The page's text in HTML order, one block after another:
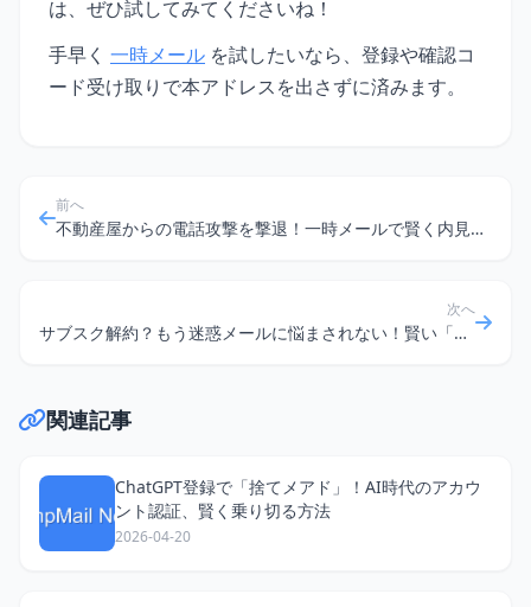
は、ぜひ試してみてくださいね！
手早く 一時メール を試したいなら、登録や確認コ
ード受け取りで本アドレスを出さずに済みます。
前へ
不動産屋からの電話攻撃を撃退！一時メールで賢く内見予約
次へ
サブスク解約？もう迷惑メールに悩まされない！賢い「無料捨てメアド」活用術
関連記事
ChatGPT登録で「捨てメアド」！AI時代のアカウ
ント認証、賢く乗り切る方法
2026-04-20